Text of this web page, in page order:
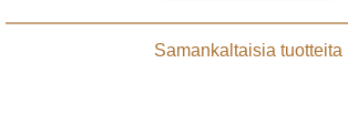
Samankaltaisia tuotteita